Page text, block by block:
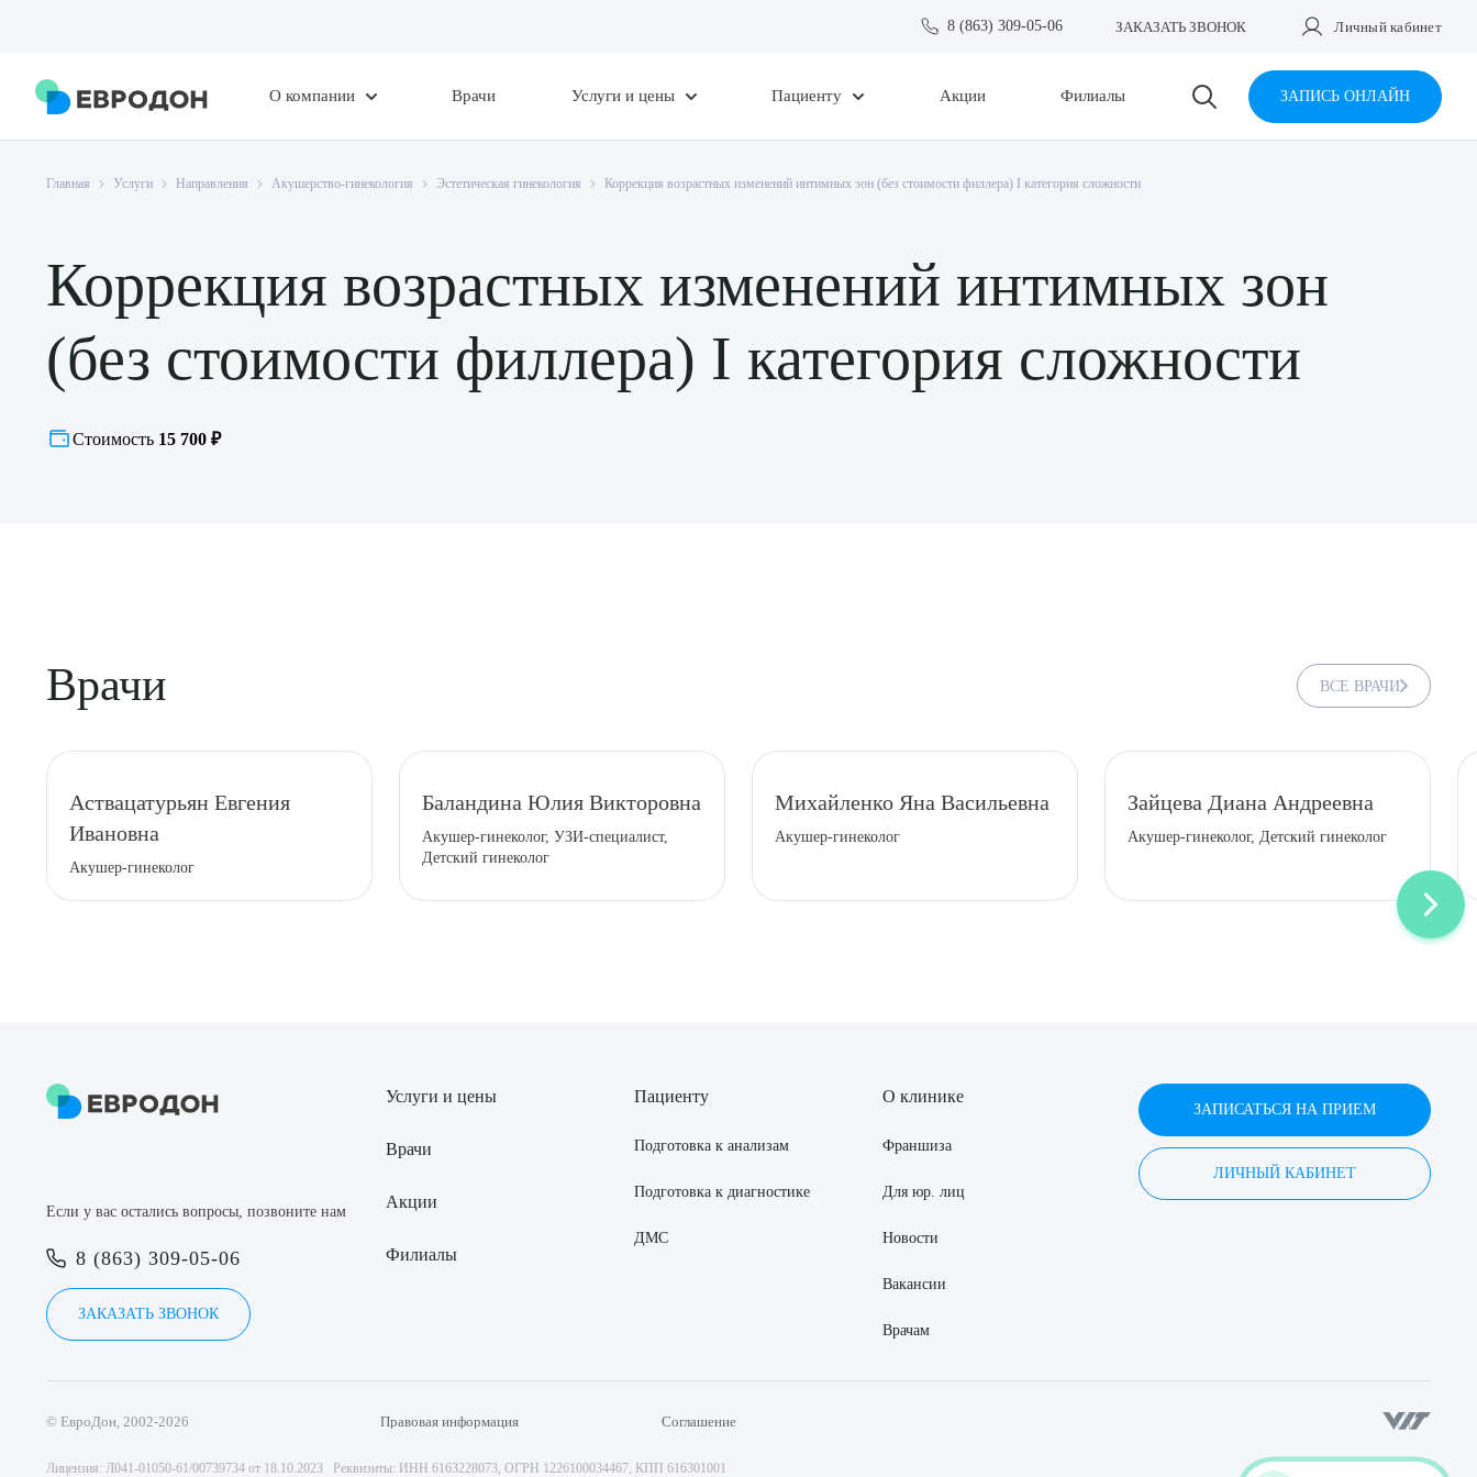
8 (863) 309-05-06 ЗАКАЗАТЬ ЗВОНОК Личный кабинет
О компании Врачи Услуги и цены Пациенту Акции Филиалы ЗАПИСЬ ОНЛАЙН
Главная Услуги Направления Акушерство-гинекология Эстетическая гинекология Коррекция возрастных изменений интимных зон (без стоимости филлера) I категория сложности
Коррекция возрастных изменений интимных зон
(без стоимости филлера) I категория сложности
Стоимость 15 700 ₽
Врачи ВСЕ ВРАЧИ
Аствацатурьян Евгения
Ивановна
Акушер-гинеколог
Баландина Юлия Викторовна
Акушер-гинеколог, УЗИ-специалист,
Детский гинеколог
Михайленко Яна Васильевна
Акушер-гинеколог
Зайцева Диана Андреевна
Акушер-гинеколог, Детский гинеколог
Если у вас остались вопросы, позвоните нам
8 (863) 309-05-06
ЗАКАЗАТЬ ЗВОНОК
Услуги и цены
Врачи
Акции
Филиалы
Пациенту
Подготовка к анализам
Подготовка к диагностике
ДМС
О клинике
Франшиза
Для юр. лиц
Новости
Вакансии
Врачам
ЗАПИСАТЬСЯ НА ПРИЕМ
ЛИЧНЫЙ КАБИНЕТ
© ЕвроДон, 2002-2026 Правовая информация Соглашение
Лицензия: Л041-01050-61/00739734 от 18.10.2023 Реквизиты: ИНН 6163228073, ОГРН 1226100034467, КПП 616301001
ОТПРАВИТЬ Я даю согласие на обработку персональных данных